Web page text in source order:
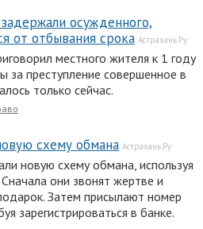
осужденного,
от отбывания срока Астрахань.Ру
местного жителя к 1 году
за преступление совершенное в
только сейчас.
схему обмана Астрахань.Ру
новую схему обмана, используя
они звонят жертве и
Затем присылают номер
зарегистрироваться в банке.